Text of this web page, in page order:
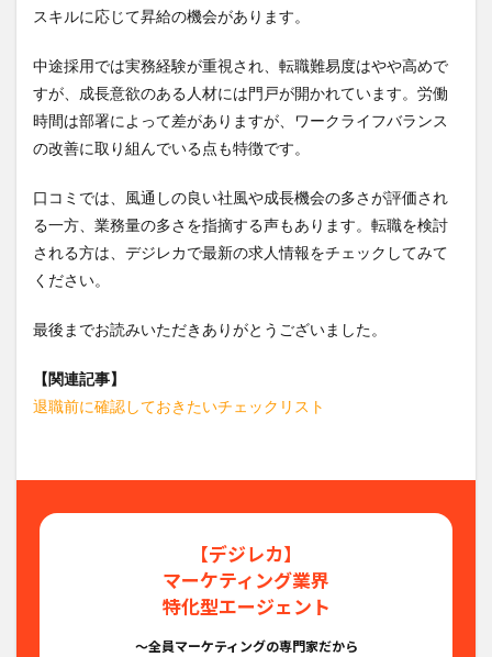
スキルに応じて昇給の機会があります。
中途採用では実務経験が重視され、転職難易度はやや高めで
すが、成長意欲のある人材には門戸が開かれています。労働
時間は部署によって差がありますが、ワークライフバランス
の改善に取り組んでいる点も特徴です。
口コミでは、風通しの良い社風や成長機会の多さが評価され
る一方、業務量の多さを指摘する声もあります。転職を検討
される方は、デジレカで最新の求人情報をチェックしてみて
ください。
最後までお読みいただきありがとうございました。
【関連記事】
退職前に確認しておきたいチェックリスト
【デジレカ】
マーケティング業界
特化型エージェント
〜全員マーケティングの専門家だから